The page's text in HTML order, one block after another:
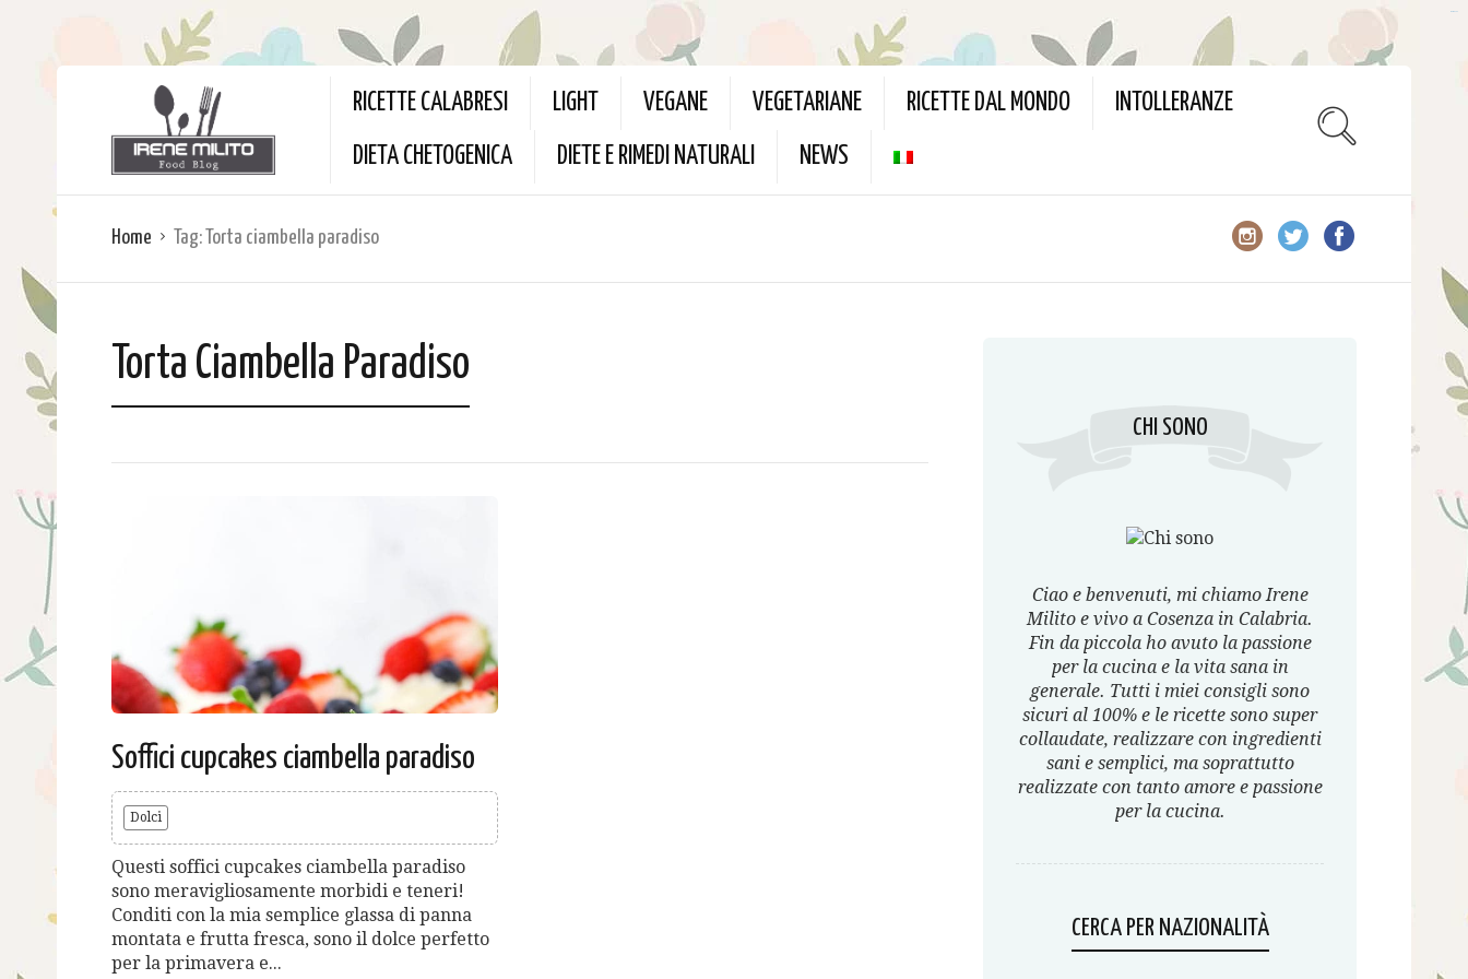
RICETTE CALABRESI LIGHT VEGANE VEGETARIANE RICETTE DAL MONDO INTOLLERANZE
DIETA CHETOGENICA DIETE E RIMEDI NATURALI NEWS
Home Tag:Torta ciambella paradiso
Torta Ciambella Paradiso
Soffici cupcakes ciambella paradiso
Dolci
Questi soffici cupcakes ciambella paradiso
sono meravigliosamente morbidi e teneri!
Conditi con la mia semplice glassa di panna
montata e frutta fresca, sono il dolce perfetto
per la primavera e...
CHI SONO
Ciao e benvenuti, mi chiamo Irene
Milito e vivo a Cosenza in Calabria.
Fin da piccola ho avuto la passione
per la cucina e la vita sana in
generale. Tutti i miei consigli sono
sicuri al 100% e le ricette sono super
collaudate, realizzare con ingredienti
sani e semplici, ma soprattutto
realizzate con tanto amore e passione
per la cucina.
CERCA PER NAZIONALITÀ